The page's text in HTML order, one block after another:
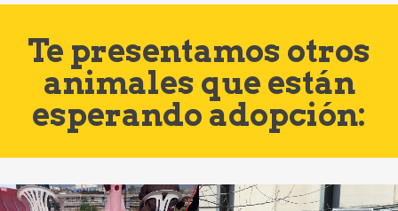
Te presentamos otros
animales que están
esperando adopción: